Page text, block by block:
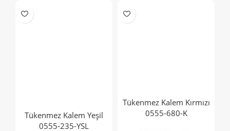
Tükenmez Kalem Yeşil
0555-235-YSL
Tükenmez Kalem Kırmızı
0555-680-K